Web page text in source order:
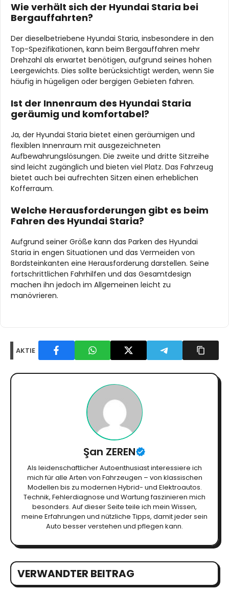
Wie verhält sich der Hyundai Staria bei
Bergauffahrten?
Der dieselbetriebene Hyundai Staria, insbesondere in den
Top-Spezifikationen, kann beim Bergauffahren mehr
Drehzahl als erwartet benötigen, aufgrund seines hohen
Leergewichts. Dies sollte berücksichtigt werden, wenn Sie
häufig in hügeligen oder bergigen Gebieten fahren.
Ist der Innenraum des Hyundai Staria
geräumig und komfortabel?
Ja, der Hyundai Staria bietet einen geräumigen und
flexiblen Innenraum mit ausgezeichneten
Aufbewahrungslösungen. Die zweite und dritte Sitzreihe
sind leicht zugänglich und bieten viel Platz. Das Fahrzeug
bietet auch bei aufrechten Sitzen einen erheblichen
Kofferraum.
Welche Herausforderungen gibt es beim
Fahren des Hyundai Staria?
Aufgrund seiner Größe kann das Parken des Hyundai
Staria in engen Situationen und das Vermeiden von
Bordsteinkanten eine Herausforderung darstellen. Seine
fortschrittlichen Fahrhilfen und das Gesamtdesign
machen ihn jedoch im Allgemeinen leicht zu
manövrieren.
AKTIE
Şan ZEREN
Als leidenschaftlicher Autoenthusiast interessiere ich
mich für alle Arten von Fahrzeugen – von klassischen
Modellen bis zu modernen Hybrid- und Elektroautos.
Technik, Fehlerdiagnose und Wartung faszinieren mich
besonders. Auf dieser Seite teile ich mein Wissen,
meine Erfahrungen und nützliche Tipps, damit jeder sein
Auto besser verstehen und pflegen kann.
VERWANDTER BEITRAG